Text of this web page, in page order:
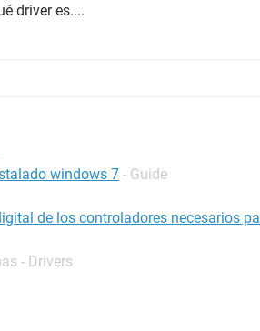
driver es....
windows 7 - Guide
de los controladores necesarios
- Drivers